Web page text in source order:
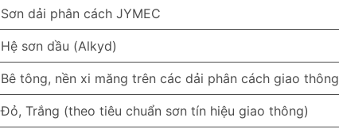
Sơn dải phân cách JYMEC
Hệ sơn dầu (Alkyd)
Bê tông, nền xi măng trên các dải phân cách giao thông
Đỏ, Trắng (theo tiêu chuẩn sơn tín hiệu giao thông)